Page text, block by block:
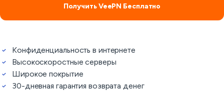
Получить VeePN Бесплатно
Конфиденциальность в интернете
Высокоскоростные серверы
Широкое покрытие
30-дневная гарантия возврата денег